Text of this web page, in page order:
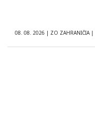
08. 08. 2026 | ZO ZAHRANIČIA |